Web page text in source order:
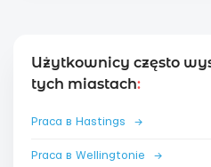
Użytkownicy często
tych miastach:
Praca в Hastings →
Praca в Wellingtonie →